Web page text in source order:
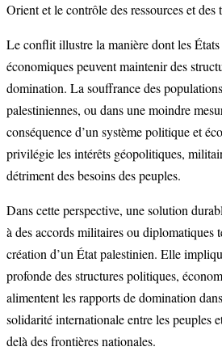
Orient et le contrôle des ressources et des
Le conflit illustre la manière dont les États
économiques peuvent maintenir des
domination. La souffrance des
palestiniennes, ou dans une moindre
conséquence d’un système politique et
privilégie les intérêts géopolitiques,
détriment des besoins des peuples.
Dans cette perspective, une solution
à des accords militaires ou diplomatiques
création d’un État palestinien. Elle
profonde des structures politiques,
alimentent les rapports de domination
solidarité internationale entre les peuples
delà des frontières nationales.